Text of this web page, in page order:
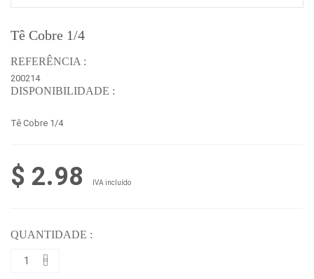
Tê Cobre 1/4
REFERÊNCIA :
200214
DISPONIBILIDADE :
Tê Cobre 1/4
$ 2.98 IVA incluído
QUANTIDADE :